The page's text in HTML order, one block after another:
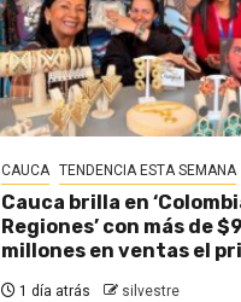
CAUCA TENDENCIA ESTA SEMANA
Cauca brilla en
Regiones’ con más de
millones en ventas el
1 día atrás silvestre